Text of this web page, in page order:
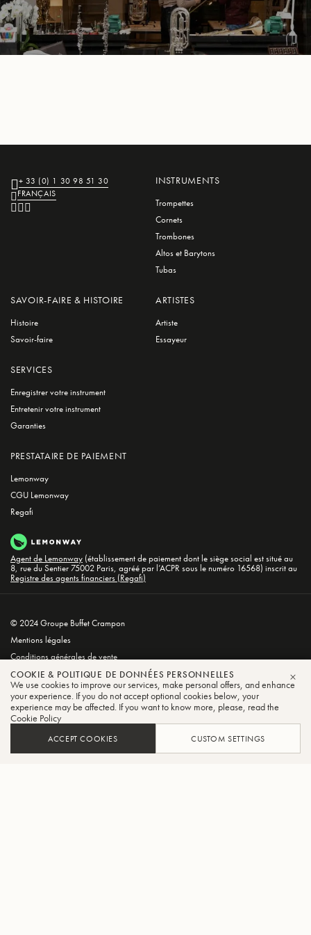
L
E
INSTRUMENTS
Trompettes
Cornets
Trombones
Altos et Barytons
Tubas
SAVOIR-FAIRE & HISTOIRE
Histoire
Savoir-faire
+ 33 (0) 1 30 98 51 30
FRANÇAIS
ARTISTES
Artiste
Essayeur
SERVICES
Enregistrer votre instrument
Entretenir votre instrument
Garanties
PRESTATAIRE DE PAIEMENT
Lemonway
CGU Lemonway
Regafi
Agent de Lemonway (établissement de paiement dont le siège social est situé au
8, rue du Sentier 75002 Paris, agréé par l’ACPR sous le numéro 16568) inscrit au
Registre des agents financiers (Regafi)
© 2024 Groupe Buffet Crampon
Mentions légales
Conditions générales de vente
Politique de confidentialité et de cookies
COOKIE & POLITIQUE DE DONNÉES PERSONNELLES
We use cookies to improve our services, make personal offers, and enhance
your experience. If you do not accept optional cookies below, your
experience may be affected. If you want to know more, please, read the
Cookie Policy
ACCEPT COOKIES CUSTOM SETTINGS